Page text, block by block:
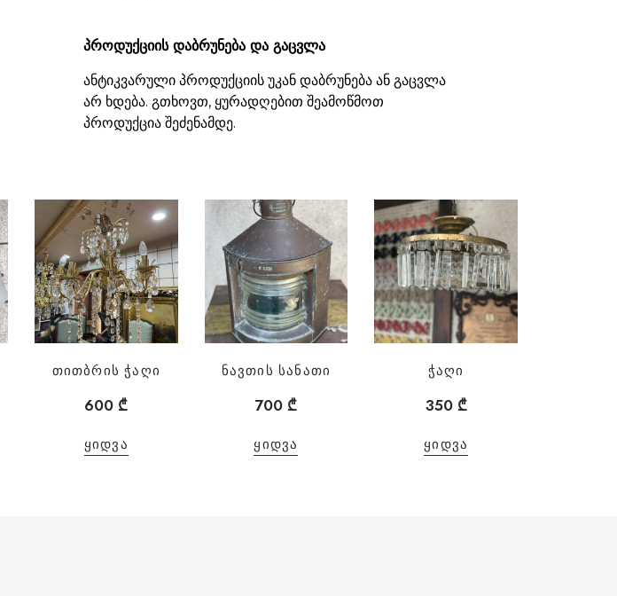
პროდუქციის დაბრუნება და გაცვლა
ანტიკვარული პროდუქციის უკან დაბრუნება ან გაცვლა
არ ხდება. გთხოვთ, ყურადღებით შეამოწმოთ
პროდუქცია შეძენამდე.
თითბრის ჭაღი
600 ₾
ᲧᲘᲓᲕᲐ
ნავთის სანათი
700 ₾
ᲧᲘᲓᲕᲐ
ჭაღი
350 ₾
ᲧᲘᲓᲕᲐ